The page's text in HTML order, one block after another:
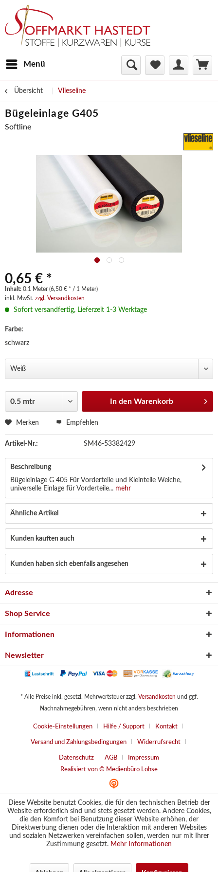
Menü
Übersicht Vlieseline
Bügeleinlage G405
Softline
0,65 € *
Inhalt: 0.1 Meter (6,50 € * / 1 Meter)
inkl. MwSt. zzgl. Versandkosten
Sofort versandfertig, Lieferzeit 1-3 Werktage
Farbe:
schwarz
In den Warenkorb
Merken Empfehlen
Artikel-Nr.: SM46-53382429
Beschreibung
Bügeleinlage G 405 Für Vorderteile und Kleinteile Weiche,
universelle Einlage für Vorderteile... mehr
Ähnliche Artikel
Kunden kauften auch
Kunden haben sich ebenfalls angesehen
Adresse
Shop Service
Informationen
Newsletter
* Alle Preise inkl. gesetzl. Mehrwertsteuer zzgl. Versandkosten und ggf.
Nachnahmegebühren, wenn nicht anders beschrieben
Cookie-Einstellungen Hilfe / Support Kontakt
Versand und Zahlungsbedingungen Widerrufsrecht
Datenschutz AGB
Impressum
Realisiert von © Medienbüro Lohse
Diese Website benutzt Cookies, die für den technischen Betrieb der
Website erforderlich sind und stets gesetzt werden. Andere Cookies,
die den Komfort bei Benutzung dieser Website erhöhen, der
Direktwerbung dienen oder die Interaktion mit anderen Websites
und sozialen Netzwerken vereinfachen sollen, werden nur mit Ihrer
Zustimmung gesetzt. Mehr Informationen